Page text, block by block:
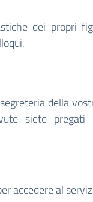
dei propri
della
siete pregati
accedere al